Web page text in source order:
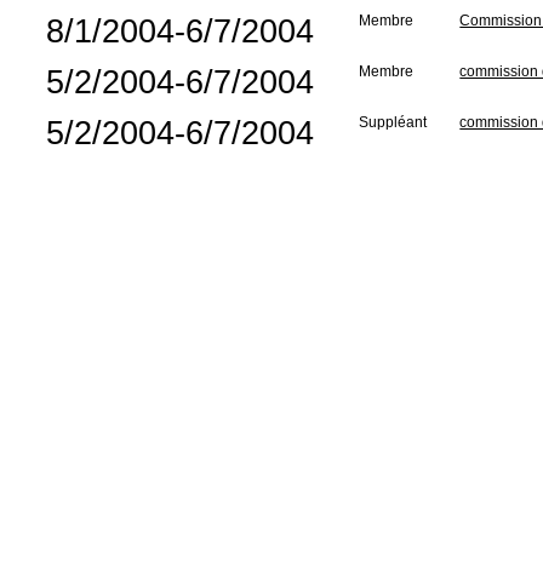
8/1/2004-6/7/2004 Membre
5/2/2004-6/7/2004 Membre commission
5/2/2004-6/7/2004 Suppléant commission